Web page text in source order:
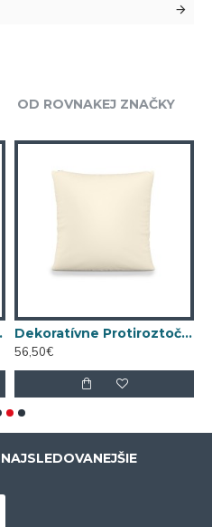
OD ROVNAKEJ ZNAČKY
biobavlna
Dekoratívne Protiroztočové vankúš nanoSPACE Nanobavlna®
56,50€
NAJSLEDOVANEJŠIE